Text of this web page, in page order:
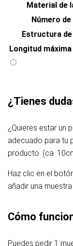
Material de
Número
Estructura
Longitud
¿Tienes
¿Quieres estar un
adecuado para tu
producto. (ca.
Haz clic en el
añadir una
Cómo
Puedes pedir 1